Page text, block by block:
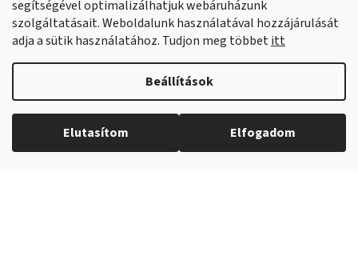
segítségével optimalizálhatjuk webáruházunk
szolgáltatásait. Weboldalunk használatával hozzájárulását
adja a sütik használatához. Tudjon meg többetitt
Beállítások
Elutasítom Elfogadom
Eredményeink